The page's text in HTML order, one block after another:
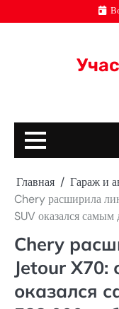
к
Главная
Гараж и
Chery расширила
SUV оказался
Chery
Jetour
оказался